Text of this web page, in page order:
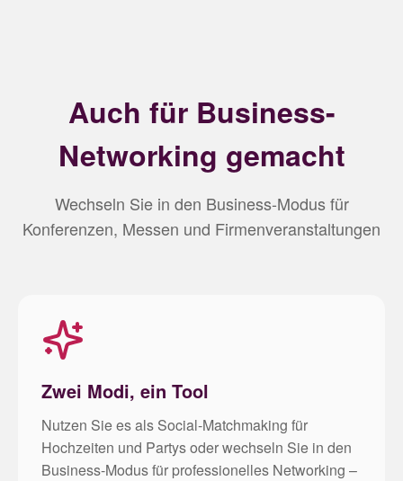
Auch für Business-
Networking gemacht
Wechseln Sie in den Business-Modus für
Konferenzen, Messen und Firmenveranstaltungen
Zwei Modi, ein Tool
Nutzen Sie es als Social-Matchmaking für
Hochzeiten und Partys oder wechseln Sie in den
Business-Modus für professionelles Networking –